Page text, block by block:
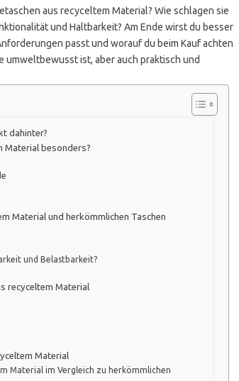
aus recyceltem Material? Wie schlagen sie
und Haltbarkeit? Am Ende wirst du besser
passt und worauf du beim Kauf achten
ist, aber auch praktisch und
dahinter?
Material besonders?
Material und herkömmlichen Taschen
und Belastbarkeit?
recyceltem Material
Material
Material im Vergleich zu herkömmlichen